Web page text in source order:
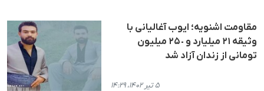
مقاومت اشنویه؛ ایوب آغالیانی با
وثیقه ۲۱ میلیارد و ٢۵٠ میلیون
تومانی از زندان آزاد شد
۵ تیر ۱۴۰۲، ۱۴:۲۹